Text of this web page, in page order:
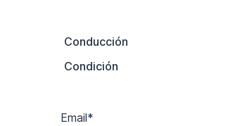
Conducción
Condición
Email*